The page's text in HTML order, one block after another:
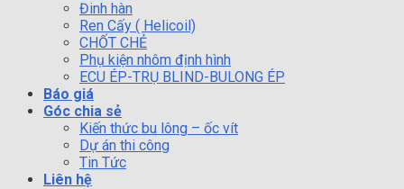
Đinh hàn
Ren Cấy ( Helicoil)
CHỐT CHẺ
Phụ kiện nhôm định hình
ECU ÉP-TRỤ BLIND-BULONG ÉP
Báo giá
Góc chia sẻ
Kiến thức bu lông – ốc vít
Dự án thi công
Tin Tức
Liên hệ